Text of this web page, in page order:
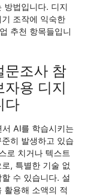
방법입니다. 디지
조작에 익숙한
추천 항목들입니
문조사 참
용 디지
다
AI를 학습시키는
히 발생하고 있습
로 치거나 텍스트
, 특별한 기술 없
수 있습니다. 설
활용해 소액의 적